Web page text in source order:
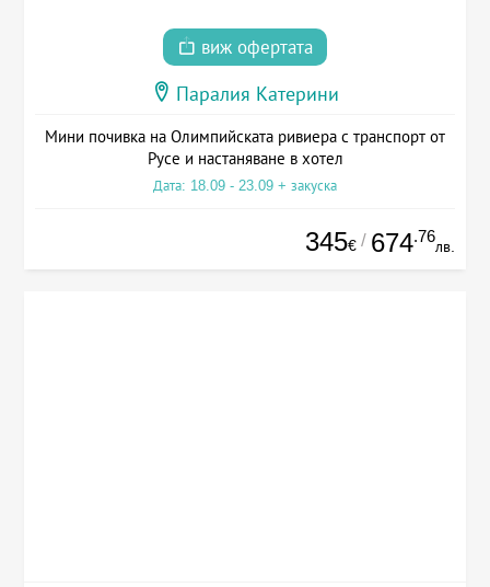
виж офертата
Паралия Катерини
Мини почивка на Олимпийската ривиера с транспорт от
Русе и настаняване в хотел
Дата: 18.09 - 23.09 + закуска
345€ / 674.76
лв.